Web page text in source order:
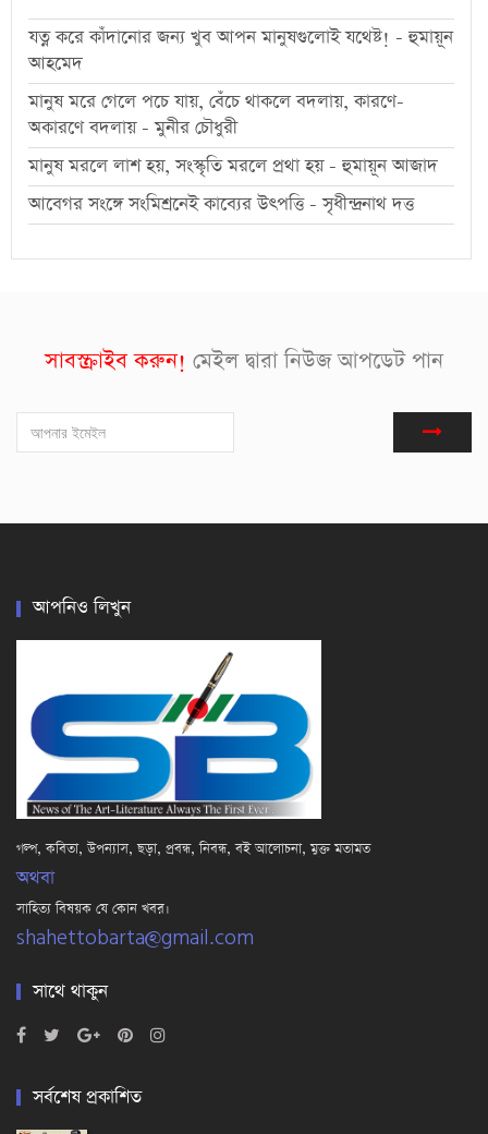
যত্ন করে কাঁদানোর জন্য খুব আপন মানুষগুলোই যথেষ্ট! - হুমায়ূন
আহমেদ
মানুষ মরে গেলে পচে যায়, বেঁচে থাকলে বদলায়, কারণে-
অকারণে বদলায় - মুনীর চৌধুরী
মানুষ মরলে লাশ হয়, সংস্কৃতি মরলে প্রথা হয় - হুমায়ূন আজাদ
আবেগর সংঙ্গে সংমিশ্রনেই কাব্যের উৎপত্তি - সৃধীন্দ্রনাথ দত্ত
সাবস্ক্রাইব করুন! মেইল দ্বারা নিউজ আপডেট পান
আপনিও লিখুন
গল্প, কবিতা, উপন্যাস, ছড়া, প্রবন্ধ, নিবন্ধ, বই আলোচনা, মুক্ত মতামত
অথবা
সাহিত্য বিষয়ক যে কোন খবর।
shahettobarta@gmail.com
সাথে থাকুন
সর্বশেষ প্রকাশিত